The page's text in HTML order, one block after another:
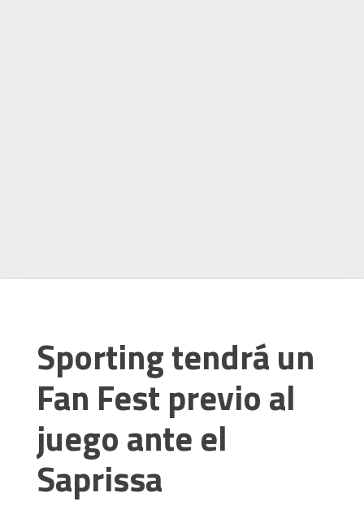
Sporting tendrá un
Fan Fest previo al
juego ante el
Saprissa